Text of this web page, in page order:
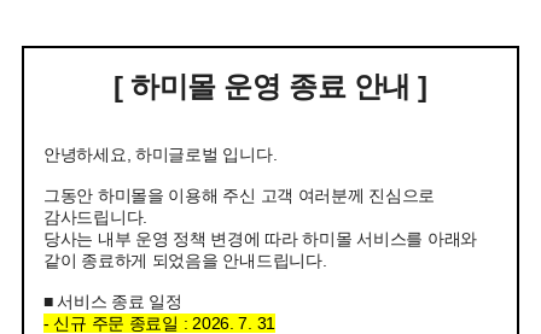
[ 하미몰 운영 종료 안내 ]
안녕하세요, 하미글로벌 입니다.
그동안 하미몰을 이용해 주신 고객 여러분께 진심으로
감사드립니다.
당사는 내부 운영 정책 변경에 따라 하미몰 서비스를 아래와
같이 종료하게 되었음을 안내드립니다.
■ 서비스 종료 일정
- 신규 주문 종료일 : 2026. 7. 31